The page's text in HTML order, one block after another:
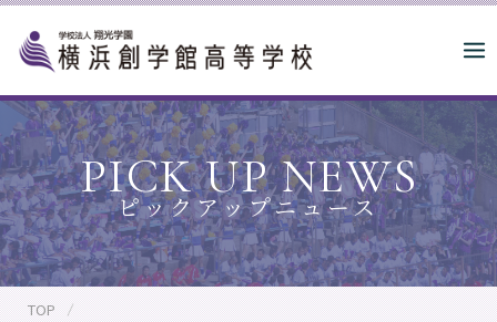
p
o
c
o
n
t
e
PICK UP NEWS
TOP